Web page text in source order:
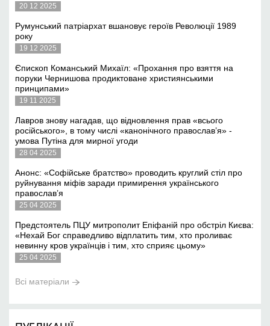
20 12 2025
Румунський патріархат вшановує героїв Революції 1989
року
19 12 2025
Єпископ Команський Михаїл: «Прохання про взяття на
поруки Чернишова продиктоване християнськими
принципами»
19 11 2025
Лавров знову нагадав, що відновлення прав «всього
російського», в тому числі «канонічного православ’я» -
умова Путіна для мирної угоди
28 04 2025
Анонс: «Софійське братство» проводить круглий стіл про
руйнування міфів заради примирення українського
православ’я
25 04 2025
Предстоятель ПЦУ митрополит Епіфаній про обстріл Києва:
«Нехай Бог справедливо відплатить тим, хто проливає
невинну кров українців і тим, хто сприяє цьому»
25 04 2025
Всі матеріали